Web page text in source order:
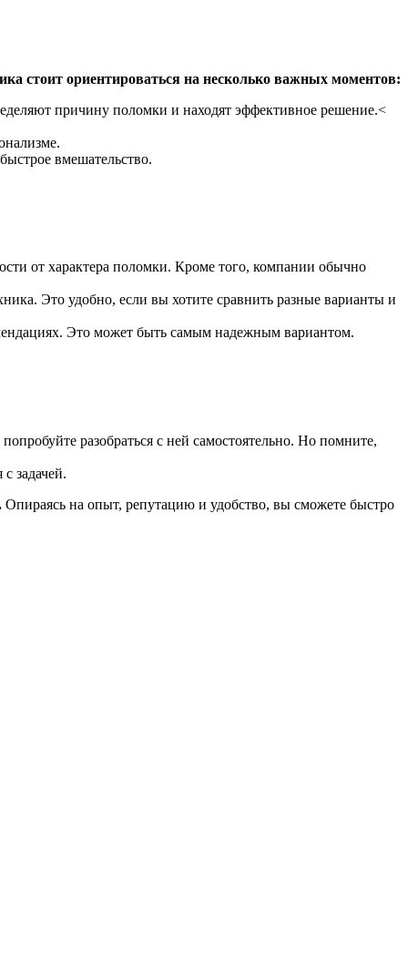
стоит ориентироваться на несколько важных моментов:
причину поломки и находят эффективное решение.<
вмешательство.
от характера поломки. Кроме того, компании обычно
Это удобно, если вы хотите сравнить разные варианты и
Это может быть самым надежным вариантом.
разобраться с ней самостоятельно. Но помните,
задачей.
Опираясь на опыт, репутацию и удобство, вы сможете быстро